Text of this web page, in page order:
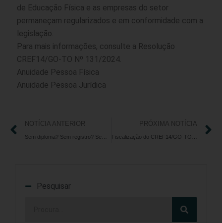
de Educação Física e as empresas do setor
permaneçam regularizados e em conformidade com a
legislação.
Para mais informações, consulte a Resolução
CREF14/GO-TO Nº 131/2024.
Anuidade Pessoa Física
Anuidade Pessoa Jurídica
NOTÍCIA ANTERIOR PRÓXIMA NOTÍCIA
Pesquisar